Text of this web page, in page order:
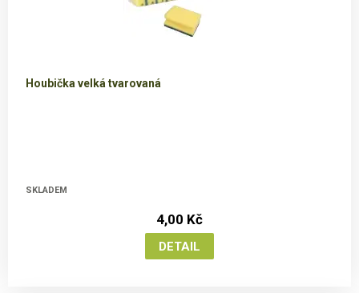
Houbička velká tvarovaná
SKLADEM
4,00 Kč